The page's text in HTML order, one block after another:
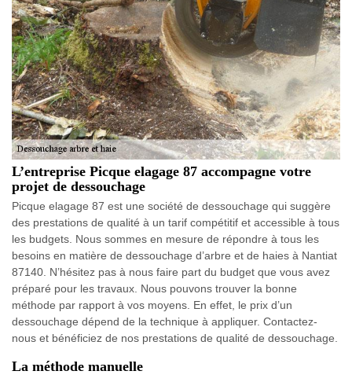
L’entreprise Picque elagage 87 accompagne votre
projet de dessouchage
Picque elagage 87 est une société de dessouchage qui suggère
des prestations de qualité à un tarif compétitif et accessible à tous
les budgets. Nous sommes en mesure de répondre à tous les
besoins en matière de dessouchage d’arbre et de haies à Nantiat
87140. N’hésitez pas à nous faire part du budget que vous avez
préparé pour les travaux. Nous pouvons trouver la bonne
méthode par rapport à vos moyens. En effet, le prix d’un
dessouchage dépend de la technique à appliquer. Contactez-
nous et bénéficiez de nos prestations de qualité de dessouchage.
La méthode manuelle